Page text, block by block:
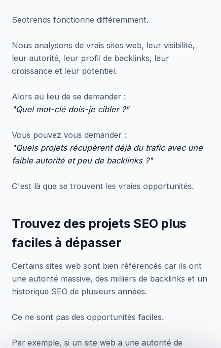
Seotrends fonctionne différemment.
Nous analysons de vrais sites web, leur visibilité,
leur autorité, leur profil de backlinks, leur
croissance et leur potentiel.
Alors au lieu de se demander :
"Quel mot-clé dois-je cibler ?"
Vous pouvez vous demander :
"Quels projets récupèrent déjà du trafic avec une
faible autorité et peu de backlinks ?"
C'est là que se trouvent les vraies opportunités.
Trouvez des projets SEO plus
faciles à dépasser
Certains sites web sont bien référencés car ils ont
une autorité massive, des milliers de backlinks et un
historique SEO de plusieurs années.
Ce ne sont pas des opportunités faciles.
Par exemple, si un site web a une autorité de